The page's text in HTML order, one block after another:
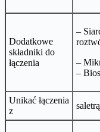
Dodatkowe
składniki do
łączenia
–
–
–
Unikać łączenia
z